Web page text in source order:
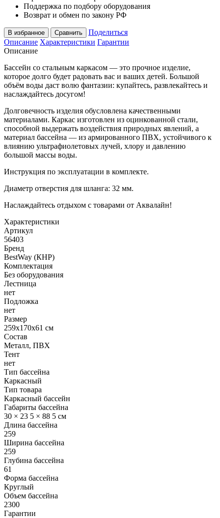
Поддержка по подбору оборудования
Возврат и обмен по закону РФ
В избранное Сравнить
Поделиться
Описание Характеристики Гарантии
Описание
Бассейн со стальным каркасом — это прочное изделие,
которое долго будет радовать вас и ваших детей. Большой
объём воды даст волю фантазии: купайтесь, развлекайтесь и
наслаждайтесь досугом!
Долговечность изделия обусловлена качественными
материалами. Каркас изготовлен из оцинкованной стали,
способной выдержать воздействия природных явлений, а
материал бассейна — из армированного ПВХ, устойчивого к
влиянию ультрафиолетовых лучей, хлору и давлению
большой массы воды.
Инструкция по эксплуатации в комплекте.
Диаметр отверстия для шланга: 32 мм.
Наслаждайтесь отдыхом с товарами от Аквалайн!
Характеристики
Артикул
56403
Бренд
BestWay (КНР)
Комплектация
Без оборудования
Лестница
нет
Подложка
нет
Размер
259х170х61 см
Состав
Металл, ПВХ
Тент
нет
Тип бассейна
Каркасный
Тип товара
Каркасный бассейн
Габариты бассейна
30 × 23 5 × 88 5 см
Длина бассейна
259
Ширина бассейна
259
Глубина бассейна
61
Форма бассейна
Круглый
Объем бассейна
2300
Гарантии